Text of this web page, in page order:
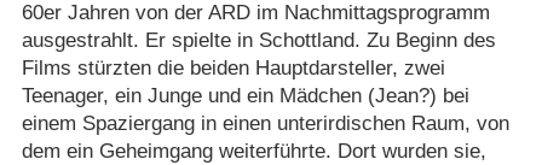
60er Jahren von der ARD im Nachmittagsprogramm
ausgestrahlt. Er spielte in Schottland. Zu Beginn des
Films stürzten die beiden Hauptdarsteller, zwei
Teenager, ein Junge und ein Mädchen (Jean?) bei
einem Spaziergang in einen unterirdischen Raum, von
dem ein Geheimgang weiterführte. Dort wurden sie,